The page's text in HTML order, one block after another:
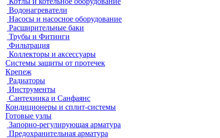
Водонагреватели
Насосы и насосное оборудование
Расширительные баки
Трубы и Фитинги
Фильтрация
Коллекторы и аксессуары
Системы защиты от протечек
Крепеж
Радиаторы
Инструменты
Сантехника и Санфаянс
Кондиционеры и сплит-системы
Готовые узлы
Запорно-регулирующая арматура
Предохранительная арматура